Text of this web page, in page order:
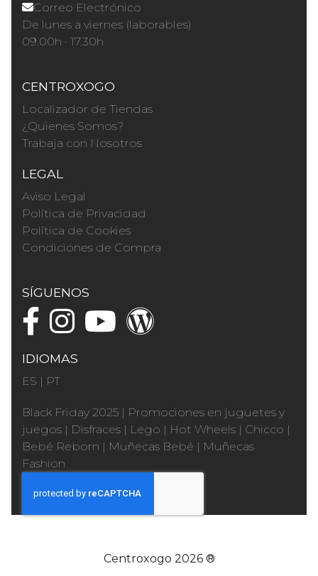
Correo Electrónico
De lunes a viernes (laborables)
09.00h · 17.30h
CENTROXOGO
Localizador de Tiendas
¿Quienes Somos?
Trabaja con Nosotros
LEGAL
Aviso Legal
Política de Privacidad
Política de Cookies
Condiciones de Compra
SÍGUENOS
IDIOMAS
ES | PT
Black Friday 2025 | Promociones en juguetes y
juegos | Disfraces | Lego | Hot Wheels | Chicco |
Bebé Reborn | Muñecas Bebé | Muñecas
Fashion
Centroxogo 2026 ®